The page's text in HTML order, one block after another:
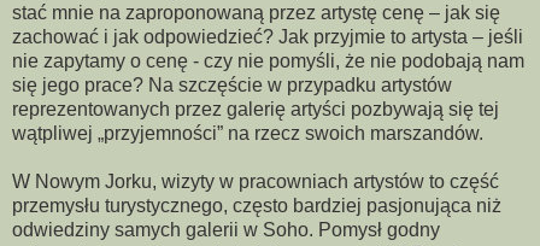
stać mnie na zaproponowaną przez artystę cenę – jak się
zachować i jak odpowiedzieć? Jak przyjmie to artysta – jeśli
nie zapytamy o cenę - czy nie pomyśli, że nie podobają nam
się jego prace? Na szczęście w przypadku artystów
reprezentowanych przez galerię artyści pozbywają się tej
wątpliwej „przyjemności” na rzecz swoich marszandów.
W Nowym Jorku, wizyty w pracowniach artystów to część
przemysłu turystycznego, często bardziej pasjonująca niż
odwiedziny samych galerii w Soho. Pomysł godny